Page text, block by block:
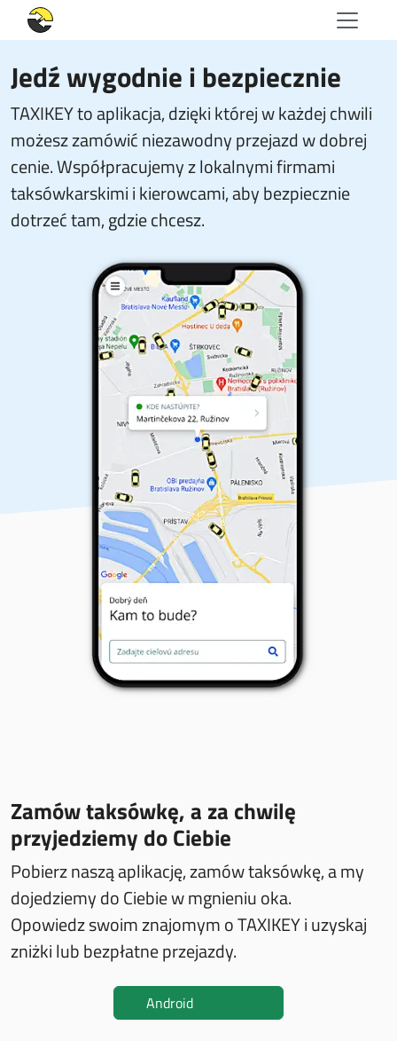
Jedź wygodnie i bezpiecznie
TAXIKEY to aplikacja, dzięki której w każdej chwili
możesz zamówić niezawodny przejazd w dobrej
cenie. Współpracujemy z lokalnymi firmami
taksówkarskimi i kierowcami, aby bezpiecznie
dotrzeć tam, gdzie chcesz.
Zamów taksówkę, a za chwilę
przyjedziemy do Ciebie
Pobierz naszą aplikację, zamów taksówkę, a my
dojedziemy do Ciebie w mgnieniu oka.
Opowiedz swoim znajomym o TAXIKEY i uzyskaj
zniżki lub bezpłatne przejazdy.
Android